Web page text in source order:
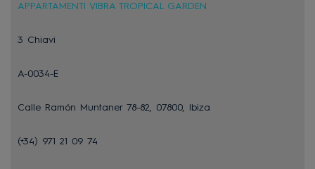
APPARTAMENTI VIBRA TROPICAL GARDEN
3 Chiavi
A-0034-E
Calle Ramón Muntaner 78-82, 07800, Ibiza
(+34) 971 21 09 74